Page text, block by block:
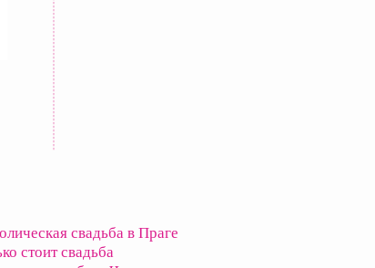
свадьба в Праге
стоит свадьба